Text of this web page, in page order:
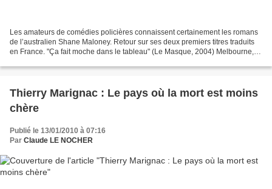
Les amateurs de comédies policières connaissent certainement les romans
de l’australien Shane Maloney. Retour sur ses deux premiers titres traduits
en France. "Ça fait moche dans le tableau" (Le Masque, 2004) Melbourne,
Thierry Marignac : Le pays où la mort est moins
chère
Publié le 13/01/2010 à 07:16
Par Claude LE NOCHER